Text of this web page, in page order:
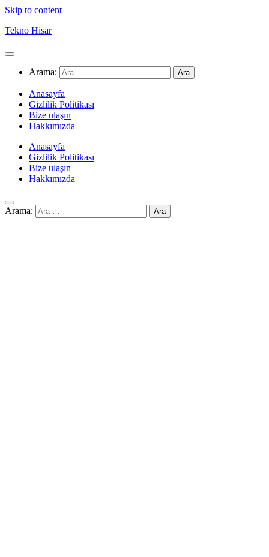
Skip to content
Tekno Hisar
Arama:
Anasayfa
Gizlilik Politikası
Bize ulaşın
Hakkımızda
Anasayfa
Gizlilik Politikası
Bize ulaşın
Hakkımızda
Arama: